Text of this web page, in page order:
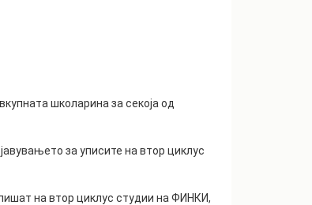
школарина за секоја од
за уписите на втор циклус
на втор циклус студии на ФИНКИ,